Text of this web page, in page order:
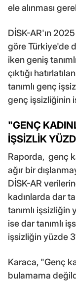
ele alınması
DİSK-AR'ın
göre Türkiye'de
iken geniş
çıktığı
tanımlı genç
genç işsizliğinin
"GENÇ
İŞSİZLİK
Raporda, genç
ağır bir
DİSK-AR
kadınlarda dar
tanımlı
ise dar tanımlı
işsizliğin yüzde
Karaca, "Genç
bulamama